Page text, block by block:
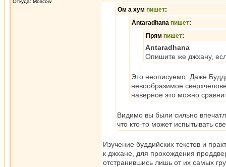
Откуда: Moscow
Ом а хум пишет:
Antaradhana пишет:
Прям пишет:
Antaradhana
Опишите же джхану,
Это неописуемо. Даже
невообразимое
наверное это можно
Видимо вы были сильно
что кто-то может испытывать
Изучение буддийских текстов и
к джхане, для прохождения
отстранившись лишь от их самых